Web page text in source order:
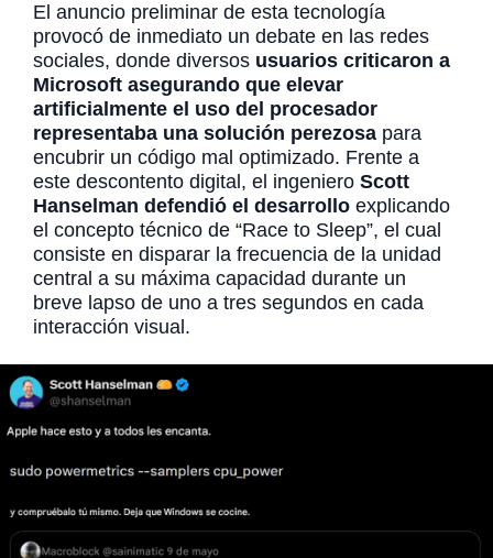
El anuncio preliminar de esta tecnología
provocó de inmediato un debate en las redes
sociales, donde diversos usuarios criticaron a
Microsoft asegurando que elevar
artificialmente el uso del procesador
representaba una solución perezosa para
encubrir un código mal optimizado. Frente a
este descontento digital, el ingeniero Scott
Hanselman defendió el desarrollo explicando
el concepto técnico de “Race to Sleep”, el cual
consiste en disparar la frecuencia de la unidad
central a su máxima capacidad durante un
breve lapso de uno a tres segundos en cada
interacción visual.